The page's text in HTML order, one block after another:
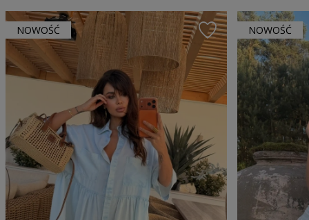
NOWOŚĆ NOWOŚĆ